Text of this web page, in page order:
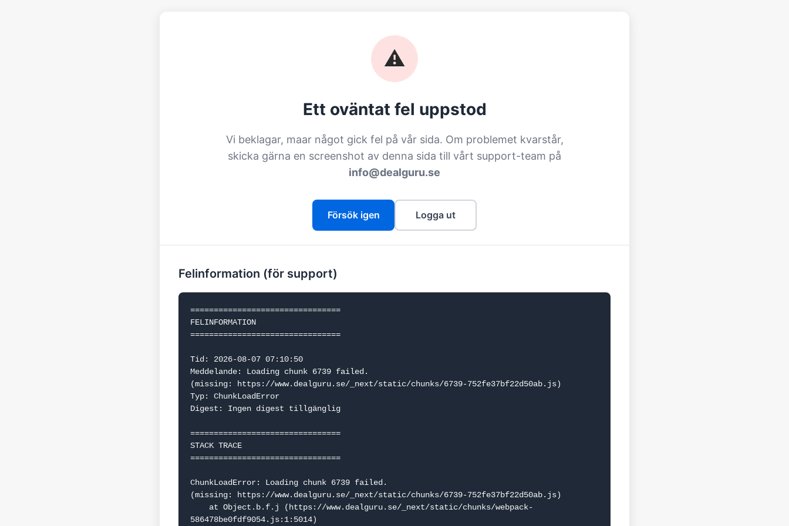
⚠️
Ett oväntat fel uppstod
Vi beklagar, maar något gick fel på vår sida. Om problemet kvarstår,
skicka gärna en screenshot av denna sida till vårt support-team på
info@dealguru.se
Försök igen Logga ut
Felinformation (för support)
================================
FELINFORMATION
================================
Tid: 2026-08-07 07:10:50
Meddelande: Loading chunk 6739 failed.
(missing: https://www.dealguru.se/_next/static/chunks/6739-752fe37bf22d50ab.js)
Typ: ChunkLoadError
Digest: Ingen digest tillgänglig
================================
STACK TRACE
================================
ChunkLoadError: Loading chunk 6739 failed.
(missing: https://www.dealguru.se/_next/static/chunks/6739-752fe37bf22d50ab.js)
586478be0fdf9054.js:1:5014)